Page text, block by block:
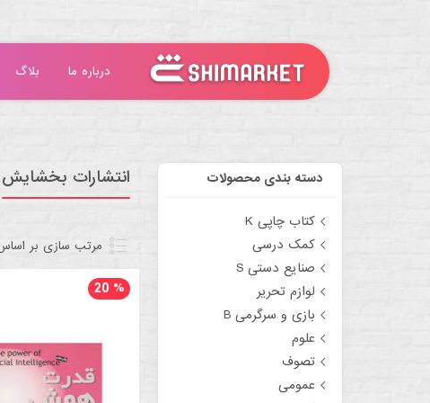
درباره ما بلاگ
دسته بندی محصولات
کتاب چاپی K
کمک درسی
صنایع دستی S
لوازم تحریر
بازی و سرگرمی B
علوم
تصوف
عمومی
انتشارات بخشایش
مرتب سازی بر
20 %